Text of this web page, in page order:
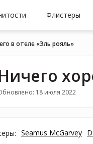
Флистеры
в отеле «Эль рояль»
18 июля 2022
Seamus McGarvey